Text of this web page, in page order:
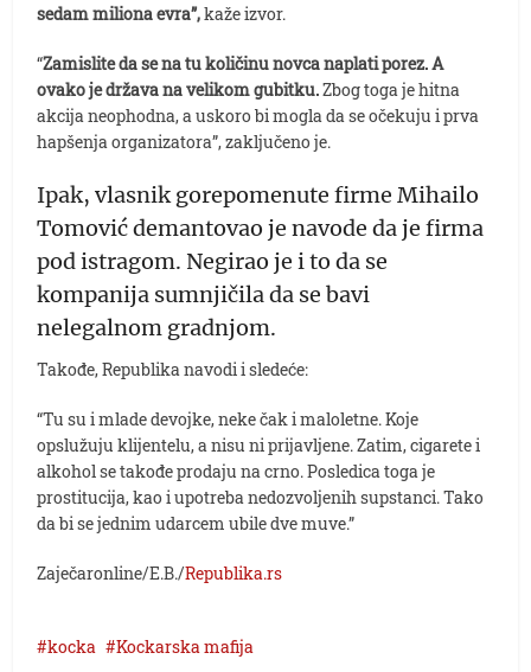
sedam miliona evra”,kaže izvor.
“Zamislite da se na tu količinu novca naplati porez. A
ovako je država na velikom gubitku.Zbog toga je hitna
akcija neophodna, a uskoro bi mogla da se očekuju i prva
hapšenja organizatora”, zaključeno je.
Ipak, vlasnik gorepomenute firme Mihailo
Tomović demantovao je navode da je firma
pod istragom. Negirao je i to da se
kompanija sumnjičila da se bavi
nelegalnom gradnjom.
Takođe, Republika navodi i sledeće:
“Tu su i mlade devojke, neke čak i maloletne. Koje
opslužuju klijentelu, a nisu ni prijavljene. Zatim, cigarete i
alkohol se takođe prodaju na crno. Posledica toga je
prostitucija, kao i upotreba nedozvoljenih supstanci. Tako
da bi se jednim udarcem ubile dve muve.”
Zaječaronline/E.B./Republika.rs
kocka Kockarska mafija